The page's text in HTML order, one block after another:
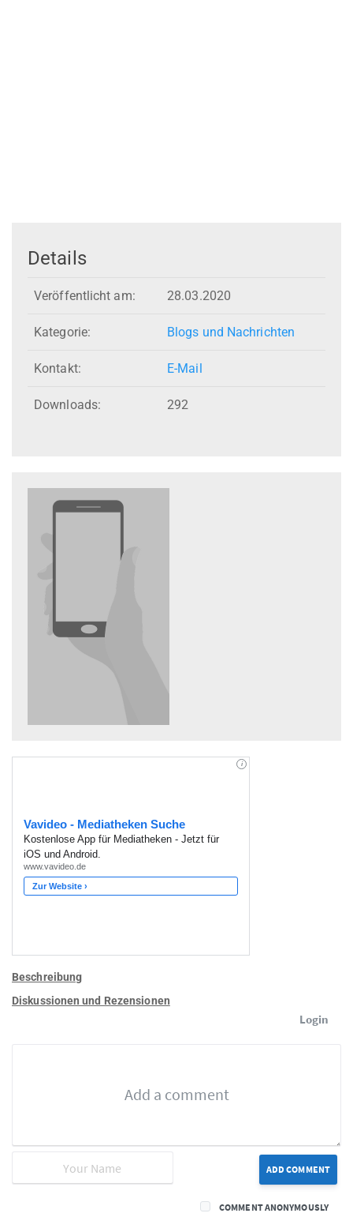
Details
Veröffentlicht am: 28.03.2020
Kategorie: Blogs und Nachrichten
Kontakt: E-Mail
Downloads: 292
Beschreibung
Diskussionen und Rezensionen
Login
ADD COMMENT
COMMENT ANONYMOUSLY